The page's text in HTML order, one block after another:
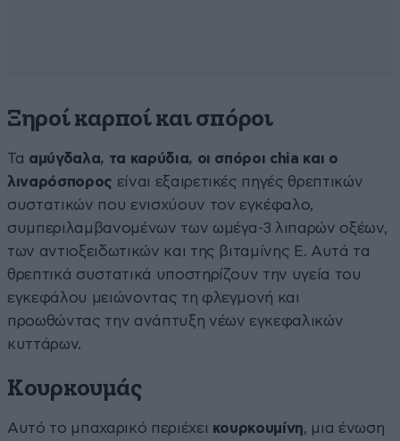
Ξηροί καρποί και σπόροι
Τα αμύγδαλα, τα καρύδια, οι σπόροι chia και ο
λιναρόσπορος είναι εξαιρετικές πηγές θρεπτικών
συστατικών που ενισχύουν τον εγκέφαλο,
συμπεριλαμβανομένων των ωμέγα-3 λιπαρών οξέων,
των αντιοξειδωτικών και της βιταμίνης Ε. Αυτά τα
θρεπτικά συστατικά υποστηρίζουν την υγεία του
εγκεφάλου μειώνοντας τη φλεγμονή και
προωθώντας την ανάπτυξη νέων εγκεφαλικών
κυττάρων.
Κουρκουμάς
Αυτό το μπαχαρικό περιέχει κουρκουμίνη, μια ένωση